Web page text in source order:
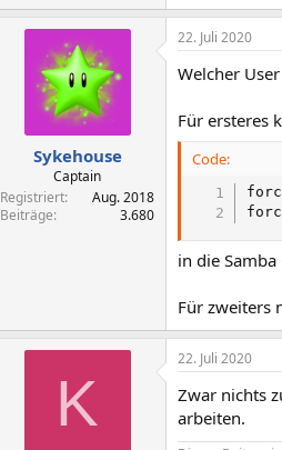
Sykehouse
Captain
Registriert
Aug. 2018
Beiträge
3.680
22. Juli 2020
Welcher
Für ersteres
Code:
in die
Für zweiters
K
22. Juli 2020
Zwar nichts
arbeiten.